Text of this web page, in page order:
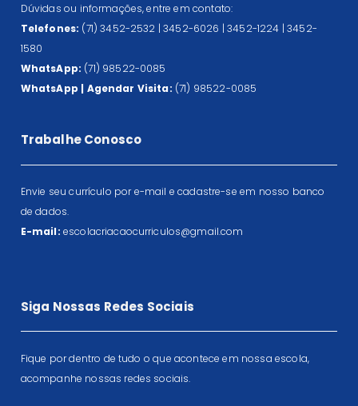
Dúvidas ou informações, entre em contato:
Telefones: (71) 3452-2532 | 3452-6026 | 3452-1224 | 3452-
1580
WhatsApp: (71) 98522-0085
WhatsApp | Agendar Visita: (71) 98522-0085
Trabalhe Conosco
Envie seu currículo por e-mail e cadastre-se em nosso banco
de dados.
E-mail: escolacriacaocurriculos@gmail.com
Siga Nossas Redes Sociais
Fique por dentro de tudo o que acontece em nossa escola,
acompanhe nossas redes sociais.